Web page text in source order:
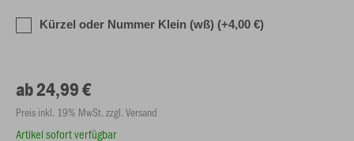
Kürzel oder Nummer Klein (wß) (+4,00 €)
ab 24,99 €
Preis inkl. 19% MwSt. zzgl. Versand
Artikel sofort verfügbar